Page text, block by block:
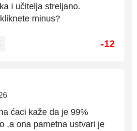
i učitelja streljano.
minus?
-12
ćaci kaže da je 99%
,a ona pametna ustvari je